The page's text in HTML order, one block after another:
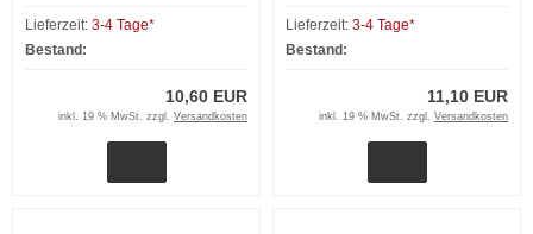
Lieferzeit: 3-4 Tage*
Bestand:
10,60 EUR
inkl. 19 % MwSt. zzgl. Versandkosten
Lieferzeit: 3-4 Tage*
Bestand:
11,10 EUR
inkl. 19 % MwSt. zzgl. Versandkosten